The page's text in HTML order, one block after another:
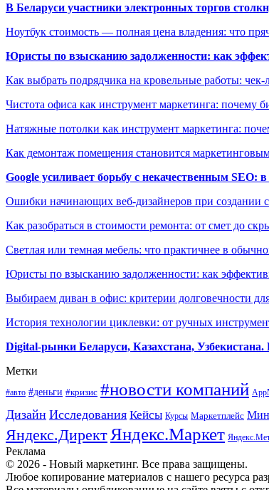
В Беларуси участники электронных торгов
Ноутбук стоимость — полная цена владения: что
Юристы по взысканию задолженности: как
Как выбрать подрядчика на кровельные работы: чек-
Чистота офиса как инструмент маркетинга: почему
Натяжные потолки как инструмент маркетинга:
Как демонтаж помещения становится
Google усиливает борьбу с некачественным
Ошибки начинающих веб-дизайнеров при создании
Как разобраться в стоимости ремонта: от смет до
Светлая или темная мебель: что практичнее в
Юристы по взысканию задолженности: как
Выбираем диван в офис: критерии долговечности
История технологии циклевки: от ручных
Digital-рынки Беларуси, Казахстана,
Метки
#авто #деньги #кризис #новости компаний
Дизайн Исследования Кейсы Курсы Маркетплейс
Яндекс.ДиректЯндекс.Маркет
Реклама
© 2026 - Новый маркетинг. Все права защищены.
Любое копирование материалов с нашего ресурса